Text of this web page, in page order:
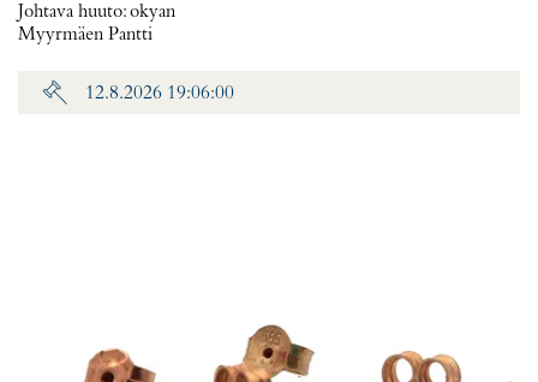
Johtava huuto:okyan
Myyrmäen Pantti
12.8.2026 19:06:00